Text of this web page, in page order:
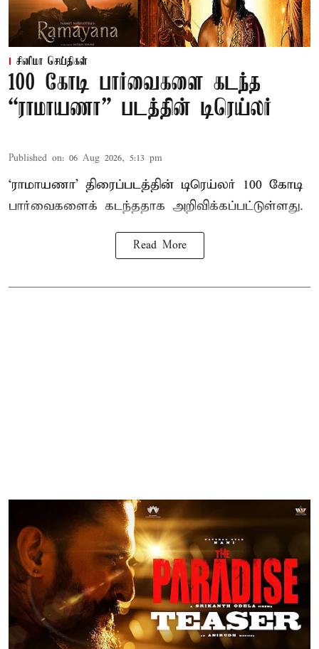
சினிமா செய்திகள்
100 கோடி பார்வைகளை கடந்த
“ராமாயணா” படத்தின் டிரெய்லர்
Published on: 06 Aug 2026, 5:13 pm
‘ராமாயணா’ திரைப்படத்தின் டிரெய்லர் 100 கோடி
பார்வைகளைக் கடந்ததாக அறிவிக்கப்பட்டுள்ளது.
Read More